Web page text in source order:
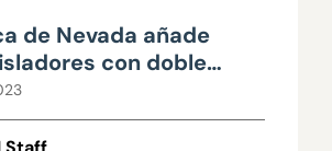
de Nevada añade
con doble
demanda